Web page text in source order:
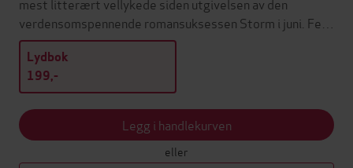
mest litterært vellykede siden utgivelsen av den
verdensomspennende romansuksessen Storm i juni. Fe…
Lydbok
199,-
Legg i handlekurven
eller